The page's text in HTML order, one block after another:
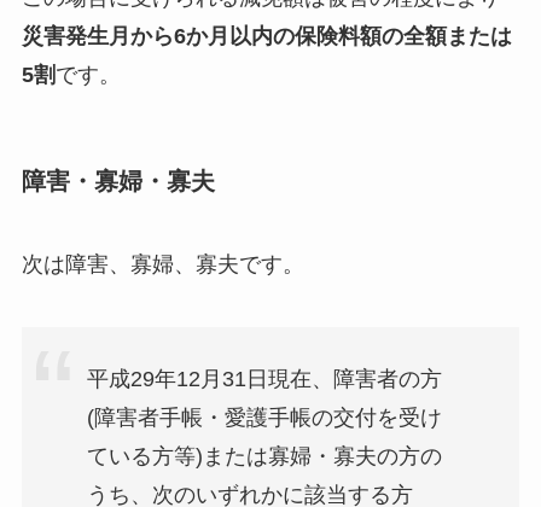
災害発生月から6か月以内の保険料額の全額または
5割 です。
障害・寡婦・寡夫
次は障害、寡婦、寡夫です。
平成29年12月31日現在、障害者の方
(障害者手帳・愛護手帳の交付を受け
ている方等)または寡婦・寡夫の方の
うち、次のいずれかに該当する方